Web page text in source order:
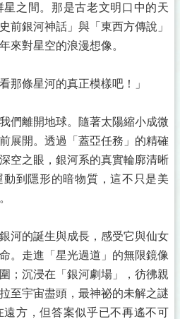
之間。那是古老文明口中的天
前銀河神話」與「東西方傳說」
來對星空的浪漫想像。
那條星河的真正模樣吧！」
們離開地球。隨著太陽縮小成微
展開。透過「蓋亞任務」的精確
空之眼，銀河系的真實輪廓清晰
到隱形的暗物質，這不只是美
河的誕生與成長，感受它與仙女
。走進「星光過道」的無限鏡像
；沉浸在「銀河劇場」，彷彿親
至宇宙盡頭，最神祕的未解之謎
遠方，但答案似乎已不再遙不可